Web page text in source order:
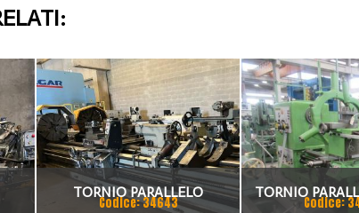
TORNIO PARALLELO
Codice: 34643
TORNIO
Codice: